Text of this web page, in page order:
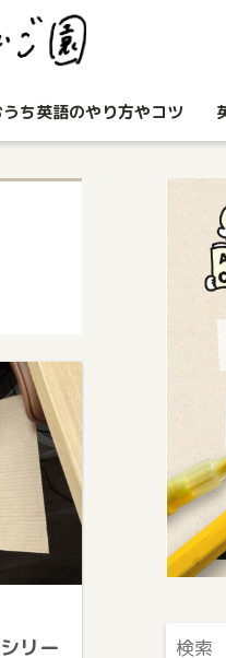
うち英語のやり方やコツ
リー